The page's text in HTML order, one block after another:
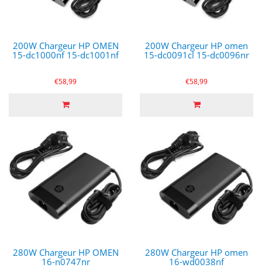
200W Chargeur HP OMEN
15-dc1000nf 15-dc1001nf
€58,99
200W Chargeur HP omen
15-dc0091cl 15-dc0096nr
€58,99
280W Chargeur HP OMEN
16-n0747nr
280W Chargeur HP omen
16-wd0038nf